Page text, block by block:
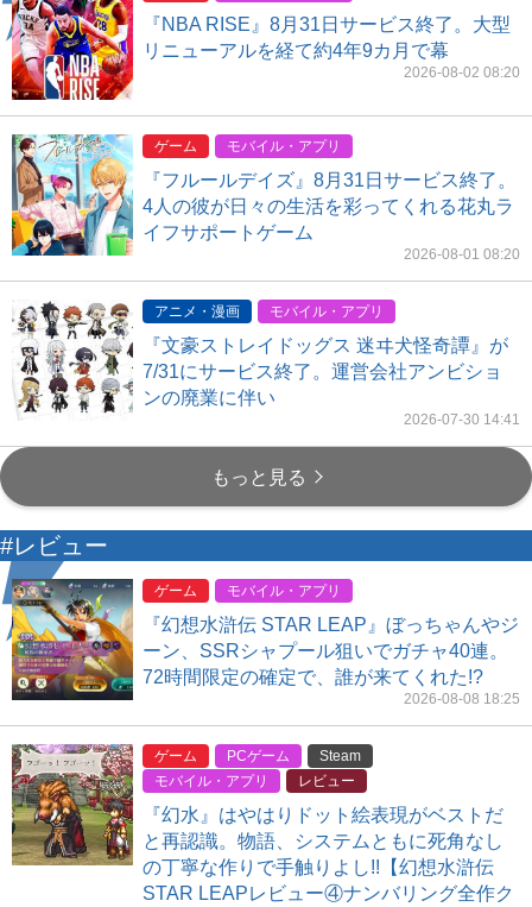
『NBA RISE』8月31日サービス終了。大型
リニューアルを経て約4年9カ月で幕
2026-08-02 08:20
ゲーム モバイル・アプリ
『フルールデイズ』8月31日サービス終了。
4人の彼が日々の生活を彩ってくれる花丸ラ
イフサポートゲーム
2026-08-01 08:20
アニメ・漫画 モバイル・アプリ
『文豪ストレイドッグス 迷ヰ犬怪奇譚』が
7/31にサービス終了。運営会社アンビショ
ンの廃業に伴い
2026-07-30 14:41
もっと見る
#レビュー
ゲーム モバイル・アプリ
『幻想水滸伝 STAR LEAP』ぼっちゃんやジ
ーン、SSRシャプール狙いでガチャ40連。
72時間限定の確定で、誰が来てくれた!?
2026-08-08 18:25
ゲーム PCゲーム
Steam
モバイル・アプリ
レビュー
『幻水』はやはりドット絵表現がベストだ
と再認識。物語、システムともに死角なし
の丁寧な作りで手触りよし!!【幻想水滸伝
STAR LEAPレビュー④ナンバリング全作ク